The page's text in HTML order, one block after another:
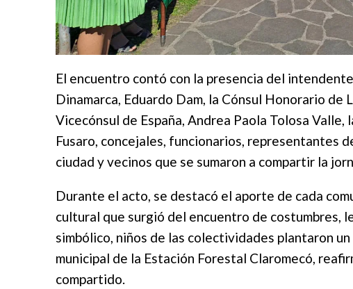
El encuentro contó con la presencia del
Dinamarca, Eduardo Dam, la Cónsul Honorario de
Vicecónsul de España, Andrea Paola Tolosa
Fusaro, concejales, funcionarios, representantes
ciudad y vecinos que se sumaron a compartir la
Durante el acto, se destacó el aporte de cada
cultural que surgió del encuentro de costumbres,
simbólico, niños de las colectividades plantaron
municipal de la Estación Forestal Claromecó,
compartido.